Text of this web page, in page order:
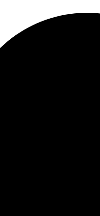
hout of gips moeten een